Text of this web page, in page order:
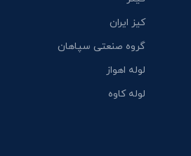
کیز ایران
گروه صنعتی سپاهان
لوله اهواز
لوله کاوه